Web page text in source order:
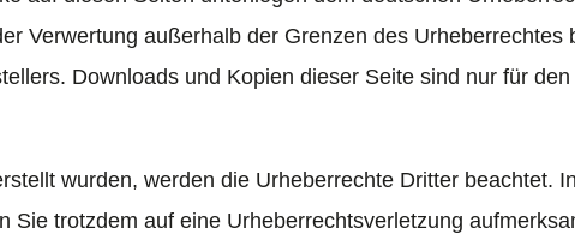
Verwertung außerhalb der Grenzen des Urheberrechtes
Downloads und Kopien dieser Seite sind nur für
wurden, werden die Urheberrechte Dritter beachtet.
trotzdem auf eine Urheberrechtsverletzung